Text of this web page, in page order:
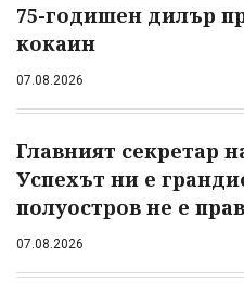
75-годишен дилър
кокаин
07.08.2026
Главният секретар
Успехът ни е
полуостров не е
07.08.2026